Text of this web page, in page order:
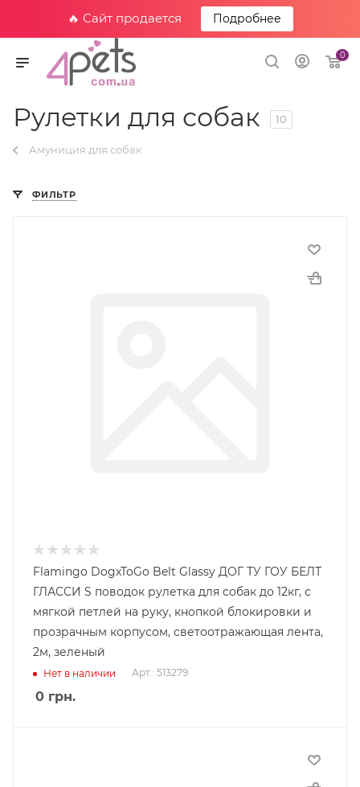
🔥 Сайт продается Подробнее
0
Рулетки для собак 10
Амуниция для собак
ФИЛЬТР
Flamingo DogxToGo Belt Glassy ДОГ ТУ ГОУ БЕЛТ
ГЛАССИ S поводок рулетка для собак до 12кг, с
мягкой петлей на руку, кнопкой блокировки и
прозрачным корпусом, светоотражающая лента,
2м, зеленый
Нет в наличии Арт.: 513279
0 грн.